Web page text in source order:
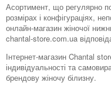
Асортимент, що регулярно
розмірах і конфігураціях,
онлайн-магазин жіночої
chantal-store.com.ua
Інтернет-магазин Chantal
індивідуальності та
брендову жіночу білизну.